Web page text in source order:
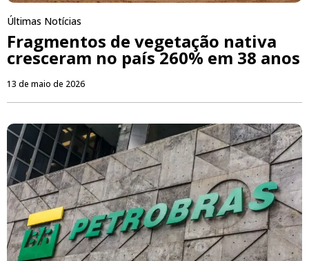
Últimas Notícias
Fragmentos de vegetação nativa
cresceram no país 260% em 38 anos
13 de maio de 2026